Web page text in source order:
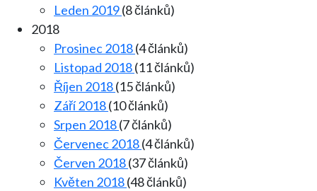
Leden 2019(8 článků)
2018
Prosinec 2018(4 článků)
Listopad 2018(11 článků)
Říjen 2018(15 článků)
Září 2018(10 článků)
Srpen 2018(7 článků)
Červenec 2018(4 článků)
Červen 2018(37 článků)
Květen 2018(48 článků)